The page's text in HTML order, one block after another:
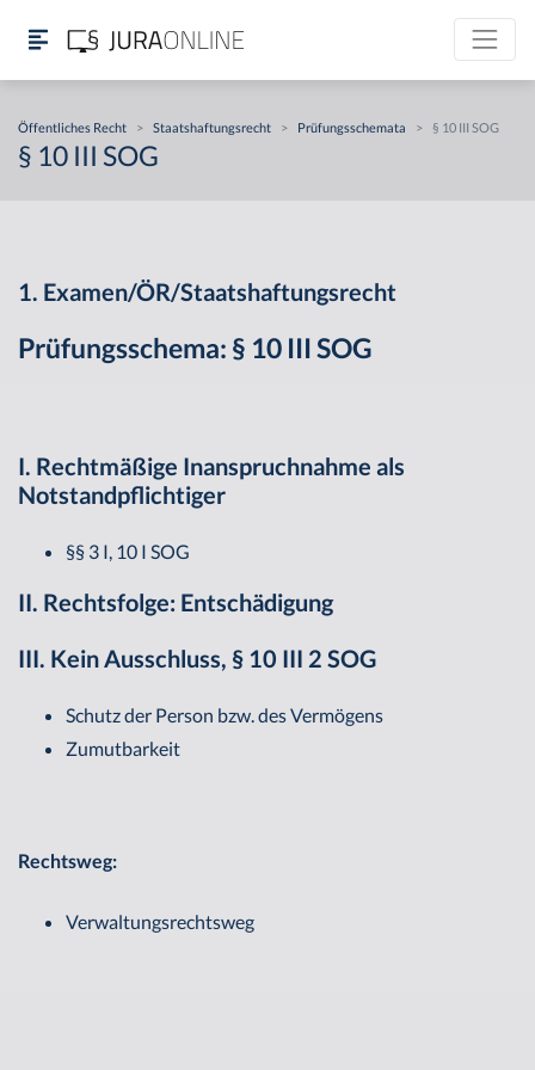
Öffentliches Recht > Staatshaftungsrecht > Prüfungsschemata > § 10 III SOG
§ 10 III SOG
1. Examen/ÖR/Staatshaftungsrecht
Prüfungsschema: § 10 III SOG
I. Rechtmäßige Inanspruchnahme als
Notstandpflichtiger
§§ 3 I, 10 I SOG
II. Rechtsfolge: Entschädigung
III. Kein Ausschluss, § 10 III 2 SOG
Schutz der Person bzw. des Vermögens
Zumutbarkeit
Rechtsweg:
Verwaltungsrechtsweg